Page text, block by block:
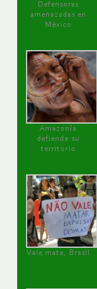
Defensoras
amenazadas en
México
Amazonía
defiende su
territorio
Vale mata, Brasil